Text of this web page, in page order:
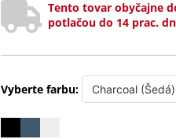
Tento tovar obyčajne
potlačou do 14 prac.
Vyberte farbu: